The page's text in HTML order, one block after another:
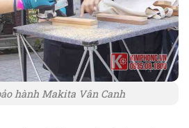
hành Makita Vân Canh